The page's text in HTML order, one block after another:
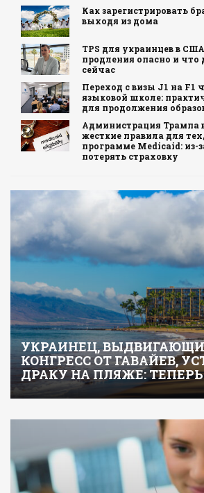
Как зарегистрировать
выходя из дома
TPS для украинцев в
продления опасно и что
сейчас
Переход с визы J1 на F1
языковой школе:
для продолжения
Администрация Трампа
жесткие правила для
программе Medicaid: из-
потерять страховку
УКРАИНЕЦ,
КОНГРЕСС ОТ ГАВАЙЕВ,
ДРАКУ НА ПЛЯЖЕ: ТЕПЕРЬ